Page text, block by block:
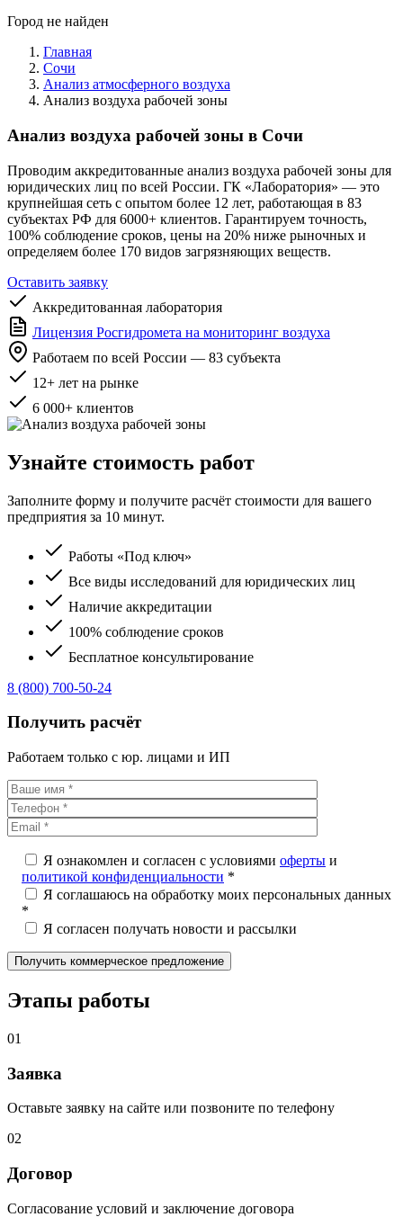
Город не найден
Главная
Сочи
Анализ атмосферного воздуха
Анализ воздуха рабочей зоны
Анализ воздуха рабочей зоны в Сочи
Проводим аккредитованные анализ воздуха рабочей зоны для
юридических лиц по всей России. ГК «Лаборатория» — это
крупнейшая сеть с опытом более 12 лет, работающая в 83
субъектах РФ для 6000+ клиентов. Гарантируем точность,
100% соблюдение сроков, цены на 20% ниже рыночных и
определяем более 170 видов загрязняющих веществ.
Оставить заявку
Аккредитованная лаборатория
Лицензия Росгидромета на мониторинг воздуха
Работаем по всей России — 83 субъекта
12+ лет на рынке
6 000+ клиентов
Узнайте стоимость работ
Заполните форму и получите расчёт стоимости для вашего
предприятия за 10 минут.
Работы «Под ключ»
Все виды исследований для юридических лиц
Наличие аккредитации
100% соблюдение сроков
Бесплатное консультирование
8 (800) 700-50-24
Получить расчёт
Работаем только с юр. лицами и ИП
Я ознакомлен и согласен с условиями оферты и
политикой конфиденциальности *
Я соглашаюсь на обработку моих персональных данных
*
Я согласен получать новости и рассылки
Этапы работы
01
Заявка
Оставьте заявку на сайте или позвоните по телефону
02
Договор
Согласование условий и заключение договора